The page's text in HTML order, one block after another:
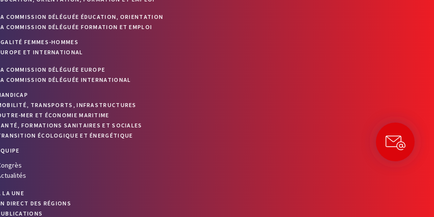
COMMISSION DÉLÉGUÉE ÉDUCATION, ORIENTATION
COMMISSION DÉLÉGUÉE FORMATION ET EMPLOI
FEMMES-HOMMES
ET INTERNATIONAL
COMMISSION DÉLÉGUÉE EUROPE
COMMISSION DÉLÉGUÉE INTERNATIONAL
TRANSPORTS, INFRASTRUCTURES
MER ET ÉCONOMIE MARITIME
FORMATIONS SANITAIRES ET SOCIALES
ÉCOLOGIQUE ET ÉNERGÉTIQUE
LA UNE
DIRECT DES RÉGIONS